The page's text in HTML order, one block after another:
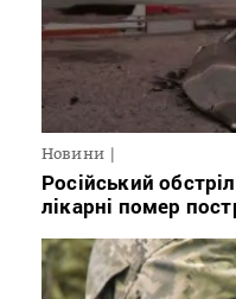
Новини
Російський
лікарні помер